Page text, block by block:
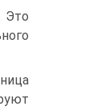
Это